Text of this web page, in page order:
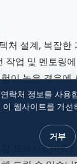
처 설계, 복잡한
작업 및 멘토링
이 높은 경우에
모르시겠나요
락처 정보를 사용
웹사이트를 개선
거부